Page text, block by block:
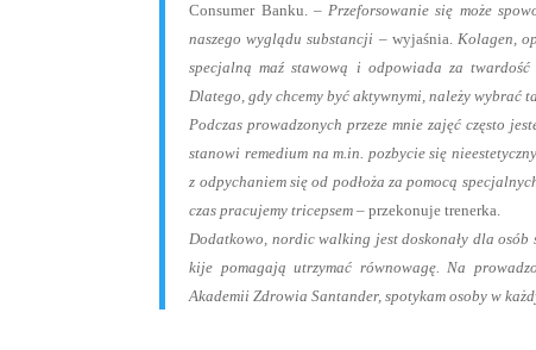
Consumer Banku. –Przeforsowanie się może
naszego wyglądu substancji – wyjaśnia. Kolagen,
specjalną maź stawową i odpowiada za twardość
Dlatego, gdy chcemy być aktywnymi, należy wybrać
Podczas prowadzonych przeze mnie zajęć często
stanowi remedium na m.in. pozbycie się
z odpychaniem się od podłoża za pomocą
czas pracujemy tricepsem – przekonuje trenerka.
Dodatkowo, nordic walking jest doskonały dla osób
kije pomagają utrzymać równowagę. Na
Akademii Zdrowia Santander, spotykam osoby w